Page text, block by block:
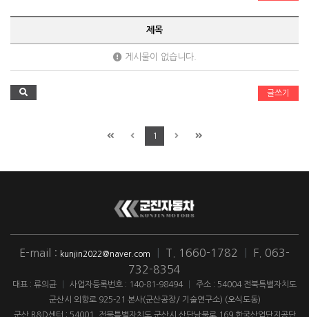
제목
게시물이 없습니다.
글쓰기
1
E-mail : kunjin2022@naver.com T. 1660-1782
F. 063-
732-8354
대표 : 류의균 사업자등록번호 : 140-81-98494
주소 : 54004 전북특별자치도
군산시 외항로 925-21 본사(군산공장/ 기술연구소) (오식도동)
군산 R&D센터 : 54001. 전북특별자치도 군산시 산단남북로 169 한국산업단지공단